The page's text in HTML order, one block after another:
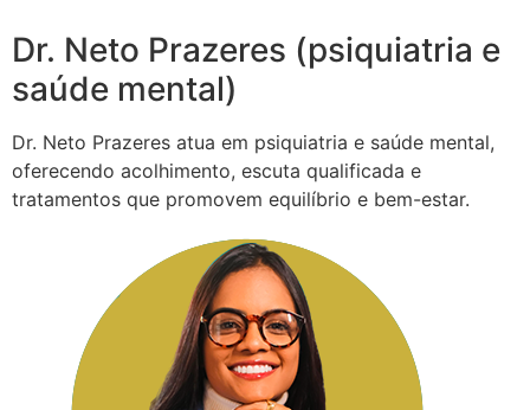
Dr. Neto Prazeres (psiquiatria e
saúde mental)
Dr. Neto Prazeres atua em psiquiatria e saúde mental,
oferecendo acolhimento, escuta qualificada e
tratamentos que promovem equilíbrio e bem-estar.